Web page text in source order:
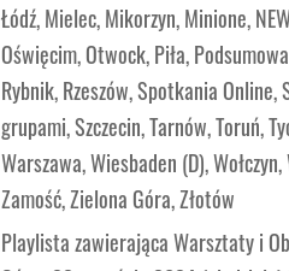
Łódź,Mielec,Mikorzyn,Minione,
Oświęcim,Otwock,Piła,
Rybnik,Rzeszów,Spotkania Online,
grupami,Szczecin,Tarnów,Toruń,
Warszawa,Wiesbaden (D),Wołczyn,
Zamość,Zielona Góra,Złotów
Playlista zawierająca Warsztaty i